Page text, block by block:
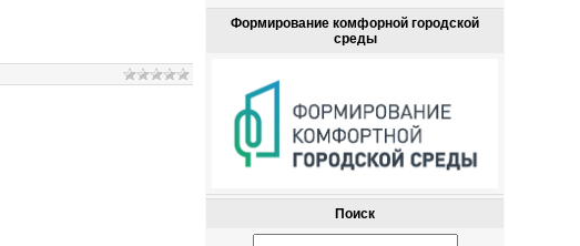
Формирование комфорной городской
среды
Поиск